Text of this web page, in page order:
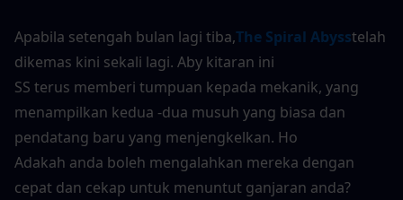
Apabila setengah bulan lagi tiba,The Spiral Abysstelah
dikemas kini sekali lagi. Aby kitaran ini
SS terus memberi tumpuan kepada mekanik, yang
menampilkan kedua -dua musuh yang biasa dan
pendatang baru yang menjengkelkan. Ho
Adakah anda boleh mengalahkan mereka dengan
cepat dan cekap untuk menuntut ganjaran anda?